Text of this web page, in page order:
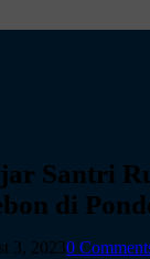
Santri
di
3, 20230